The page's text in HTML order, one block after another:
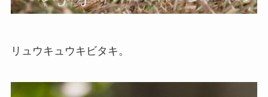
リュウキュウキビタキ。